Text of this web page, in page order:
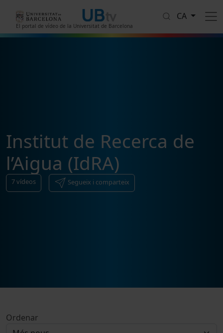
El portal de vídeo de la Universitat de Barcelona
CA
Institut de Recerca de
l’Aigua (IdRA)
7vídeos Segueix i comparteix
Ordenar